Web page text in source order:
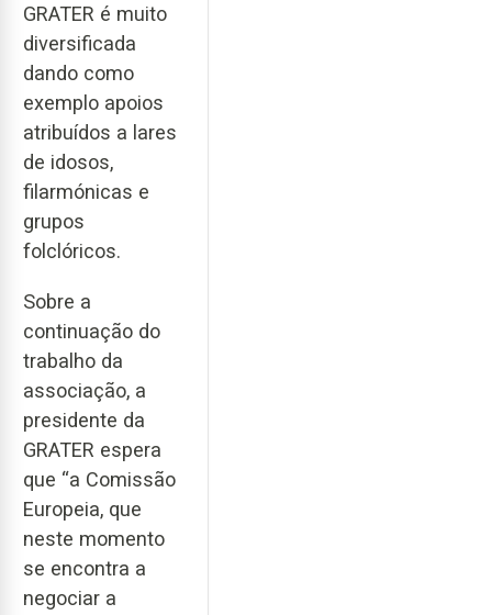
GRATER é muito
diversificada
dando como
exemplo apoios
atribuídos a lares
de idosos,
filarmónicas e
grupos
folclóricos.
Sobre a
continuação do
trabalho da
associação, a
presidente da
GRATER espera
que “a Comissão
Europeia, que
neste momento
se encontra a
negociar a